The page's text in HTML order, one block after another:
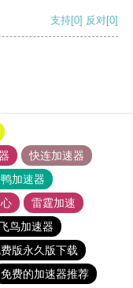
支持[0] 反对[0]
快连加速器
加速器
雷霆加速
鸟加速器
版永久版下载
免费的加速器推荐